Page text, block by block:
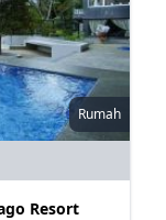
Rumah
Resort